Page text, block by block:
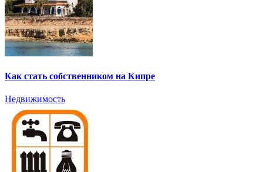
Как стать собственником на Кипре
Недвижимость